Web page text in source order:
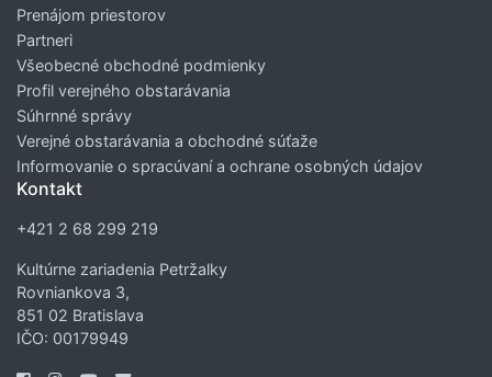
Prenájom priestorov
Partneri
Všeobecné obchodné podmienky
Profil verejného obstarávania
Súhrnné správy
Verejné obstarávania a obchodné súťaže
Informovanie o spracúvaní a ochrane osobných údajov
Kontakt
+421 2 68 299 219
Kultúrne zariadenia Petržalky
Rovniankova 3,
851 02 Bratislava
IČO: 00179949